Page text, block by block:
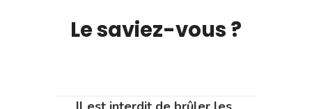
Le saviez-vous ?